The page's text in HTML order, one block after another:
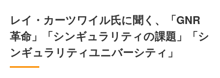
レイ・カーツワイル氏に聞く、「GNR
革命」「シンギュラリティの課題」「シ
ンギュラリティユニバーシティ」